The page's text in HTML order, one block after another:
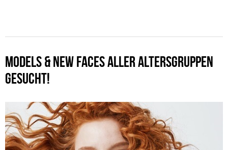
MODELS & NEW FACES ALLER ALTERSGRUPPEN
GESUCHT!